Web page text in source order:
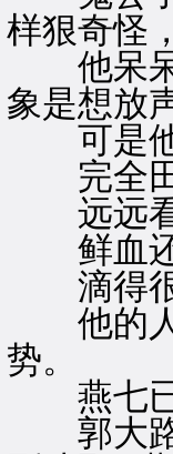
样狠奇怪
他呆呆
象是想放
可是他
完全田
远远看
鲜血还
滴得很
他的人
势。
燕七已
郭大路